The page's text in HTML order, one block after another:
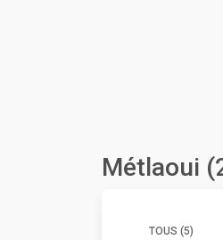
Métlaoui
TOUS (5)